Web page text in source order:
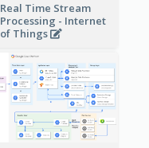
Real Time Stream
Processing - Internet
of Things